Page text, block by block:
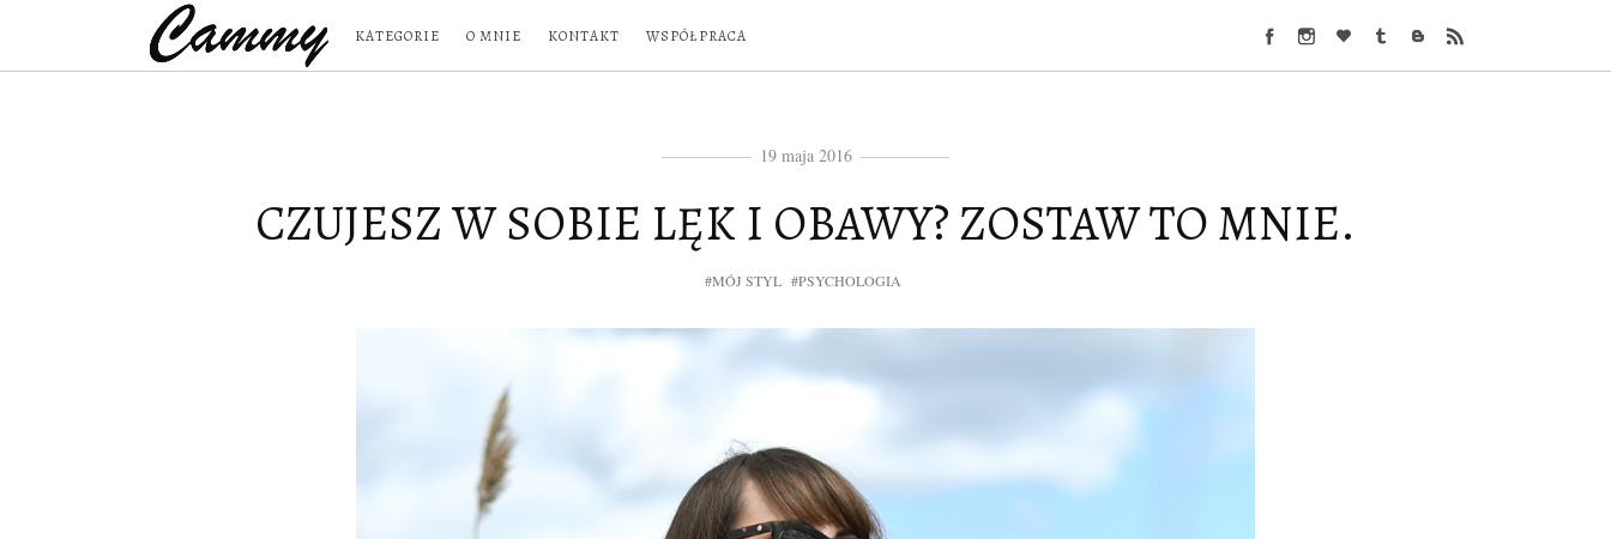
KATEGORIE O MNIE KONTAKT WSPÓŁPRACA
19 maja 2016
CZUJESZ W SOBIE LĘK I OBAWY? ZOSTAW TO MNIE.
#MÓJ STYL #PSYCHOLOGIA